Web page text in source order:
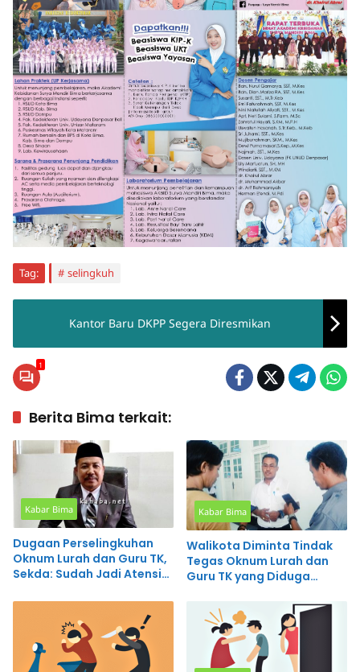
Tag: selingkuh
Kantor Baru DKPP Segera Diresmikan
1
Berita Bima terkait:
Kabar Bima
Dugaan Perselingkuhan
Oknum Lurah dan Guru TK,
Sekda: Sudah Jadi Atensi
Kabar Bima
Walikota Diminta Tindak
Tegas Oknum Lurah dan
Guru TK yang Diduga